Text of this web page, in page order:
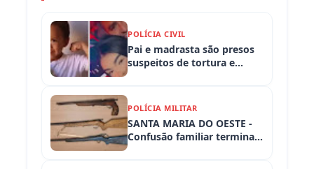
POLÍCIA CIVIL
Pai e madrasta são presos
suspeitos de tortura e
POLÍCIA MILITAR
SANTA MARIA DO OESTE -
Confusão familiar termina